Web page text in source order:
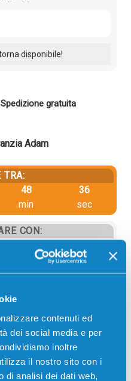
contenuti ed
dei social media e per
inoltre
il nostro sito con i
di analisi dei dati web,
Spedizione gratuita
Adam
TRA:
48
min
36
sec
CON: